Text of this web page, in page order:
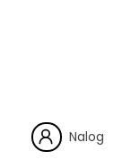
Nalog